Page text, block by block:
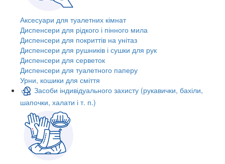
Аксесуари для туалетних кімнат
Диспенсери для рідкого і пінного мила
Диспенсери для покриттів на унітаз
Диспенсери для рушників і сушки для рук
Диспенсери для серветок
Диспенсери для туалетного паперу
Урни, кошики для сміття
Засоби індивідуального захисту (рукавички, бахіли,
шапочки, халати і т. п.)